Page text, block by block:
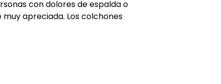
con dolores de espalda o
apreciada. Los colchones